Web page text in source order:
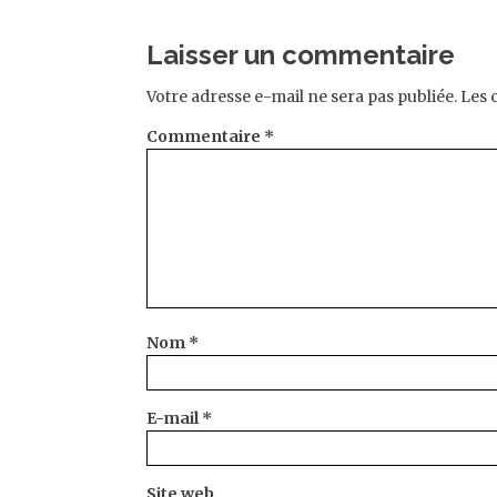
Les souffrances
anxiété quand d’autres seront
Laisser un commentaire
Votre adresse e-mail ne sera pas publiée. Les
Commentaire *
Nom *
E-mail*